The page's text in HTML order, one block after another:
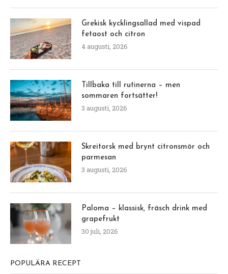
Grekisk kycklingsallad med vispad
fetaost och citron
4 augusti, 2026
Tillbaka till rutinerna – men
sommaren fortsätter!
3 augusti, 2026
Skreitorsk med brynt citronsmör och
parmesan
3 augusti, 2026
Paloma – klassisk, fräsch drink med
grapefrukt
30 juli, 2026
POPULÄRA RECEPT